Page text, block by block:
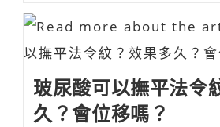
玻尿酸可以撫平法令
久？會位移嗎？